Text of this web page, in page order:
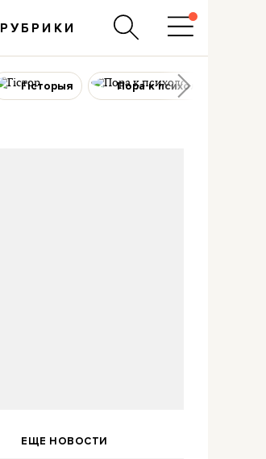
РУБРИКИ
Гісторыя Пора к психологу
ЕЩЕ НОВОСТИ